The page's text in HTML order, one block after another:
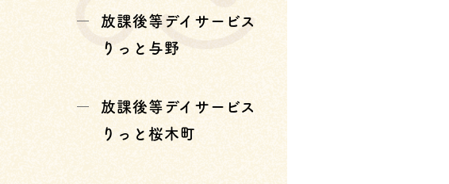
放課後等デイサービス
りっと与野
放課後等デイサービス
りっと桜木町